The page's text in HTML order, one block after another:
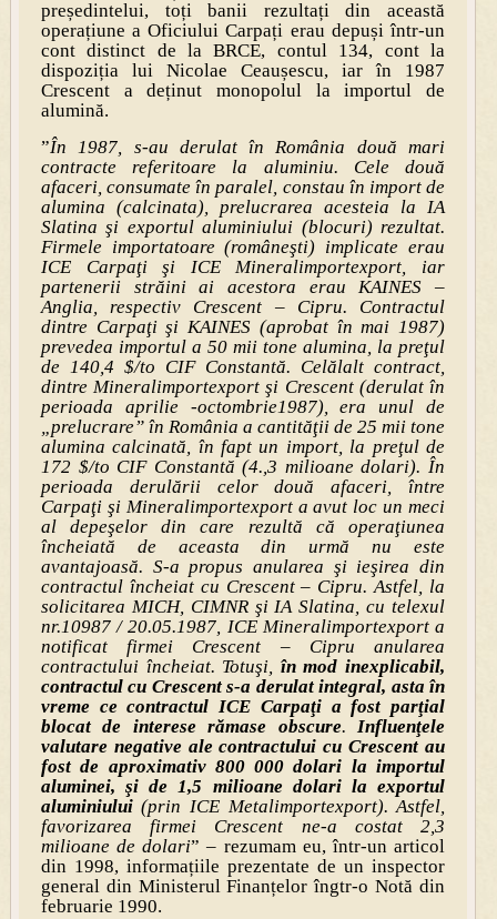
președintelui, toți banii rezultați din această
operațiune a Oficiului Carpați erau depuși într-un
cont distinct de la BRCE, contul 134, cont la
dispoziția lui Nicolae Ceaușescu, iar în 1987
Crescent a deținut monopolul la importul de
alumină.
”În 1987, s-au derulat în România două mari
contracte referitoare la aluminiu. Cele două
afaceri, consumate în paralel, constau în import de
alumina (calcinata), prelucrarea acesteia la IA
Slatina şi exportul aluminiului (blocuri) rezultat.
Firmele importatoare (româneşti) implicate erau
ICE Carpaţi şi ICE Mineralimportexport, iar
partenerii străini ai acestora erau KAINES –
Anglia, respectiv Crescent – Cipru. Contractul
dintre Carpaţi şi KAINES (aprobat în mai 1987)
prevedea importul a 50 mii tone alumina, la preţul
de 140,4 $/to CIF Constantă. Celălalt contract,
dintre Mineralimportexport şi Crescent (derulat în
perioada aprilie -octombrie1987), era unul de
„prelucrare” în România a cantităţii de 25 mii tone
alumina calcinată, în fapt un import, la preţul de
172 $/to CIF Constantă (4.,3 milioane dolari). În
perioada derulării celor două afaceri, între
Carpaţi şi Mineralimportexport a avut loc un meci
al depeşelor din care rezultă că operaţiunea
încheiată de aceasta din urmă nu este
avantajoasă. S-a propus anularea şi ieşirea din
contractul încheiat cu Crescent – Cipru. Astfel, la
solicitarea MICH, CIMNR şi IA Slatina, cu telexul
nr.10987 / 20.05.1987, ICE Mineralimportexport a
notificat firmei Crescent – Cipru anularea
contractului încheiat. Totuşi, în mod inexplicabil,
contractul cu Crescent s-a derulat integral, asta în
vreme ce contractul ICE Carpaţi a fost parţial
blocat de interese rămase obscure.Influenţele
valutare negative ale contractului cu Crescent au
fost de aproximativ 800 000 dolari la importul
aluminei, şi de 1,5 milioane dolari la exportul
aluminiului(prin ICE Metalimportexport). Astfel,
favorizarea firmei Crescent ne-a costat 2,3
milioane de dolari” – rezumam eu, într-un articol
din 1998, informațiile prezentate de un inspector
general din Ministerul Finanțelor îngtr-o Notă din
februarie 1990.